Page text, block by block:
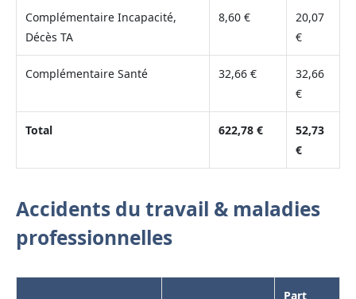
Complémentaire Incapacité,
Décès TA
8,60 €
20,07
€
Complémentaire Santé 32,66 €
32,66
€
Total 622,78 €
52,73
€
Accidents du travail & maladies
professionnelles
Part